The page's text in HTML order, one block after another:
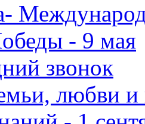
- 9 мая
звонок
любви и